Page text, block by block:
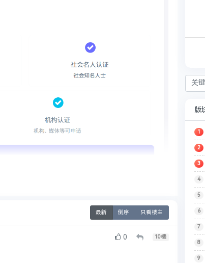
最新 倒序 只看楼主
0 10楼
版
1
2
3
4
5
6
7
8
9